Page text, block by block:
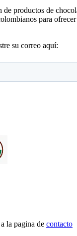
de productos de
para
su correo aquí:
la pagina de contacto